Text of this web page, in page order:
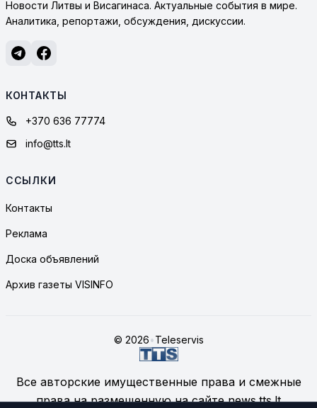
Новости Литвы и Висагинаса. Актуальные события в мире.
Аналитика, репортажи, обсуждения, дискуссии.
КОНТАКТЫ
+370 636 77774
info@tts.lt
ССЫЛКИ
Контакты
Реклама
Доска объявлений
Архив газеты VISINFO
© 2026•Teleservis
Все авторские имущественные права и смежные
права на размещенную на сайте news.tts.lt